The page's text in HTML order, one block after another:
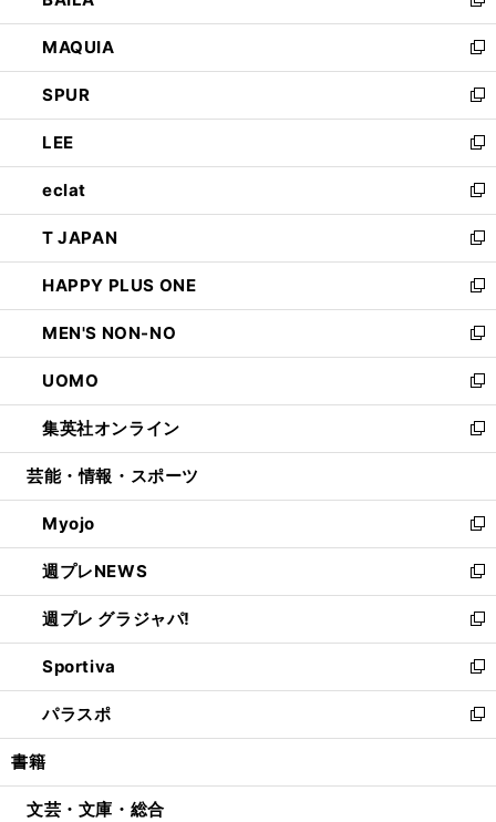
ン
ド
ウ
で
開
く
ウ
ィ
ン
ド
ウ
で
開
く
新
し
い
ウ
ィ
ン
ド
ウ
で
開
く
MAQUIA
新
し
い
ウ
ィ
ン
ド
ウ
で
開
く
SPUR
新
し
い
ウ
ィ
ン
ド
ウ
で
開
く
LEE
新
し
い
ウ
ィ
ン
ド
ウ
で
開
く
eclat
新
し
い
ウ
ィ
ン
ド
ウ
で
開
く
T JAPAN
新
し
い
ウ
ィ
ン
ド
ウ
で
開
HAPPY PLUS ONE
新
し
い
ウ
ィ
ン
ド
ウ
開
く
MEN'S NON-NO
新
し
い
ウ
ィ
ン
ウ
で
開
く
UOMO
新
し
い
ウ
ン
ド
ウ
で
開
く
集英社オンライン
新
し
ウ
ィ
ン
ド
ウ
で
開
く
芸能・情報・スポーツ
Myojo
新
し
い
ウ
ィ
ン
ド
ウ
で
開
週プレNEWS
新
し
い
ウ
ィ
ン
ド
ウ
開
週プレ グラジャパ!
新
し
い
ウ
ィ
ン
ウ
Sportiva
新
し
い
ウ
ン
パラスポ
新
し
ウ
書籍
文芸・文庫・総合